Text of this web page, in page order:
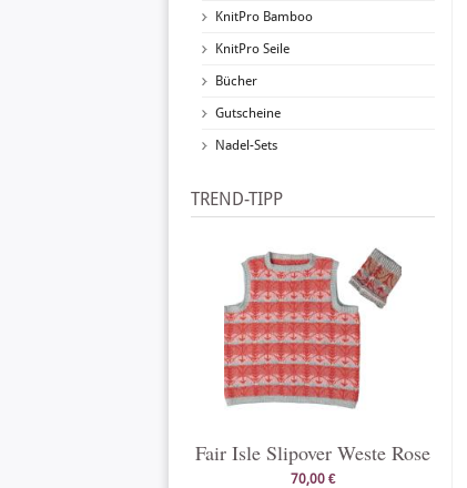
KnitPro Bamboo
KnitPro Seile
Bücher
Gutscheine
Nadel-Sets
TREND-TIPP
Fair Isle Slipover Weste Rose
70,00 €